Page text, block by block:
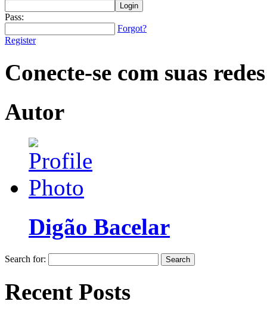
Pass:
Forgot?
Register
Conecte-se com suas redes
Autor
Digão Bacelar
Search for:
Recent Posts